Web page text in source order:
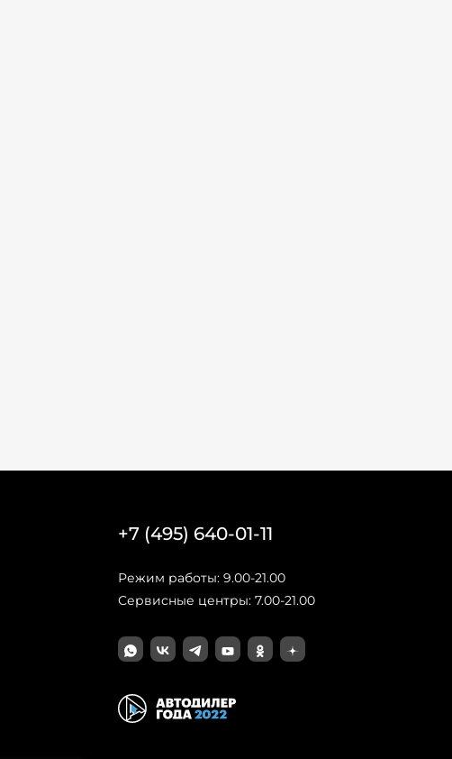
+7 (495) 640-01-11
Режим работы: 9.00-21.00
Сервисные центры: 7.00-21.00